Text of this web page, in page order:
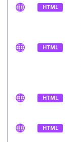
HTML
HTML
HTML
HTML